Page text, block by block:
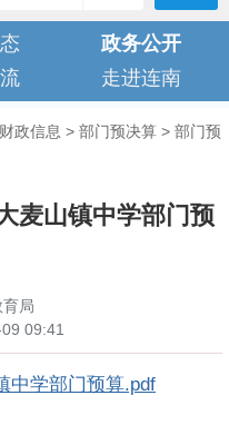
政务公开
走进连南
财政信息 > 部门预决算 > 部门预
麦山镇中学部门预
局
09:41
中学部门预算.pdf